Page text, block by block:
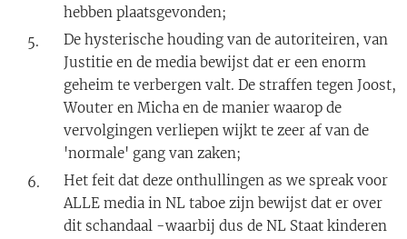
hebben plaatsgevonden;
De hysterische houding van de autoriteiren, van
Justitie en de media bewijst dat er een enorm
geheim te verbergen valt. De straffen tegen Joost,
Wouter en Micha en de manier waarop de
vervolgingen verliepen wijkt te zeer af van de
'normale' gang van zaken;
Het feit dat deze onthullingen as we spreak voor
ALLE media in NL taboe zijn bewijst dat er over
dit schandaal -waarbij dus de NL Staat kinderen